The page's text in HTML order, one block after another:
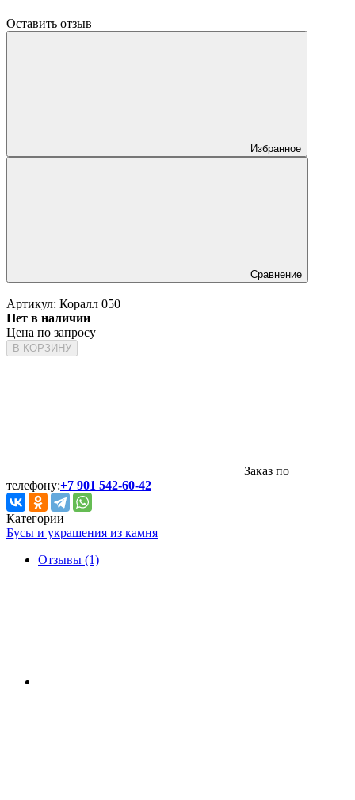
Оставить отзыв
Избранное
Сравнение
Артикул: Коралл 050
Нет в наличии
Цена по запросу
В КОРЗИНУ
Заказ по
телефону:+7 901 542-60-42
Категории
Бусы и украшения из камня
Отзывы (1)